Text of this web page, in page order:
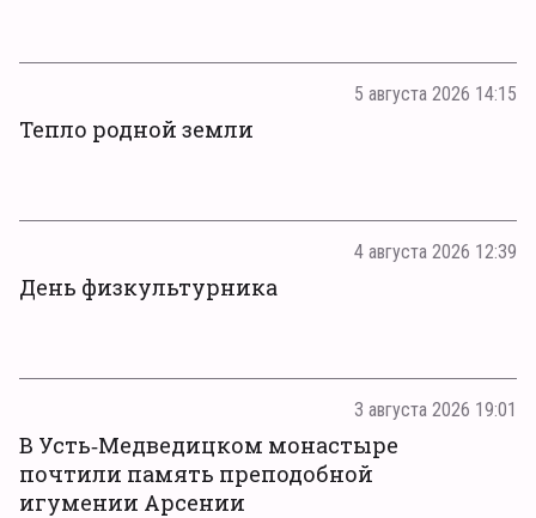
5 августа 2026 14:15
Тепло родной земли
4 августа 2026 12:39
День физкультурника
3 августа 2026 19:01
В Усть‑Медведицком монастыре
почтили память преподобной
игумении Арсении